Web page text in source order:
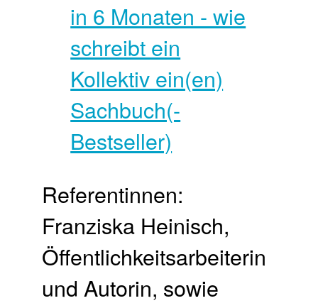
Referentinnen:
Franziska Heinisch,
Öffentlichkeitsarbeiterin
und Autorin, sowie